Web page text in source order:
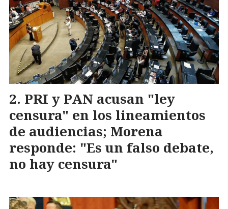
PRI y PAN acusan "ley
censura" en los lineamientos
de audiencias; Morena
responde: "Es un falso debate,
no hay censura"